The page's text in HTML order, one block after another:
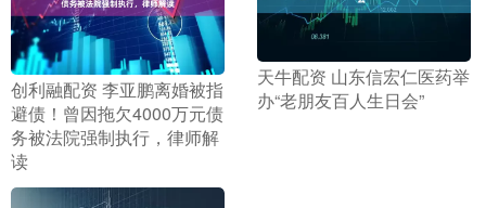
​创利融配资 李亚鹏离婚被指
避债！曾因拖欠4000万元债
务被法院强制执行，律师解
读
​天牛配资 山东信宏仁医药举
办“老朋友百人生日会”